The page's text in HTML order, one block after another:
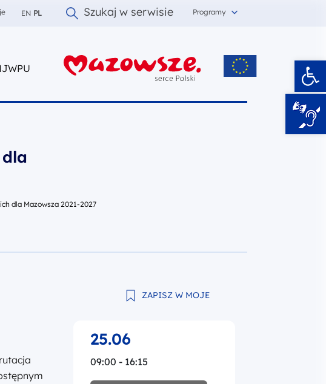
EN PL Szukaj w serwisie Programy
z nami
dla Mazowsza 2021-2027
ZAPISZ W MOJE
25.06
09:00 - 16:15